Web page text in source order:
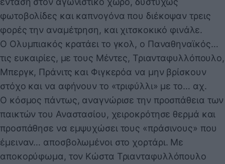
φωτοβολίδες και καπνογόνα που διέκοψαν τρεις
φορές την αναμέτρηση, και χιτσκοκικό φινάλε.
Ο Ολυμπιακός κρατάει το γκολ, ο Παναθηναϊκός…
τις ευκαιρίες, με τους Μέντες, Τριανταφυλλόπουλο,
Μπεργκ, Πράνιτς και Φιγκερόα να μην βρίσκουν
στόχο και να αφήνουν το «τριφύλλι» με το… αχ.
Ο κόσμος πάντως, αναγνώρισε την προσπάθεια των
παικτών του Αναστασίου, χειροκρότησε θερμά και
προσπάθησε να εμψυχώσει τους «πράσινους» που
έμειναν… αποσβολωμένοι στο χορτάρι. Με
αποκορύφωμα, τον Κώστα Τριανταφυλλόπουλο